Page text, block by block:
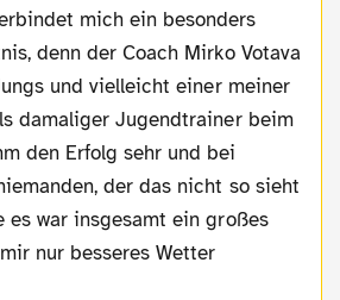
mich ein besonders
denn der Coach Mirko Votava
und vielleicht einer meiner
damaliger Jugendtrainer beim
den Erfolg sehr und bei
der das nicht so sieht
es war insgesamt ein großes
nur besseres Wetter